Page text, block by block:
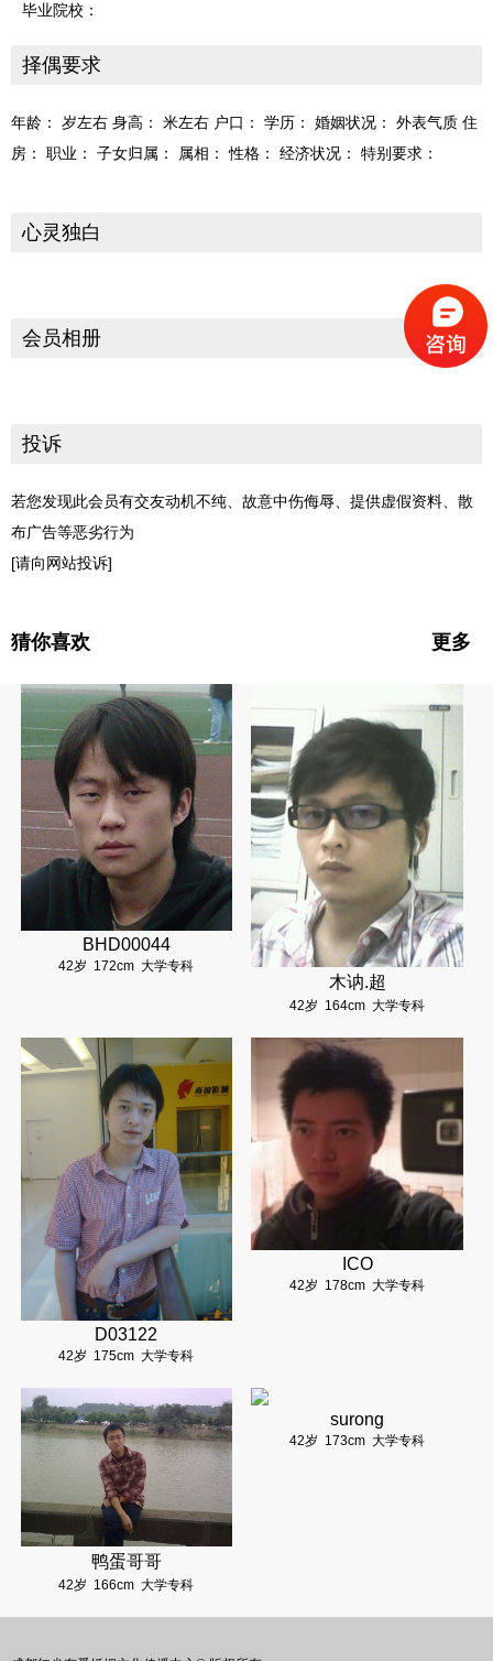
毕业院校：
择偶要求
年龄： 岁左右 身高： 米左右 户口： 学历： 婚姻状况： 外表气质 住
房： 职业： 子女归属： 属相： 性格： 经济状况： 特别要求：
心灵独白
会员相册
投诉
若您发现此会员有交友动机不纯、故意中伤侮辱、提供虚假资料、散
布广告等恶劣行为
[请向网站投诉]
猜你喜欢 更多
BHD00044
42岁 172cm 大学专科
木讷.超
42岁 164cm 大学专科
D03122
42岁 175cm 大学专科
ICO
42岁 178cm 大学专科
鸭蛋哥哥
42岁 166cm 大学专科
surong
42岁 173cm 大学专科